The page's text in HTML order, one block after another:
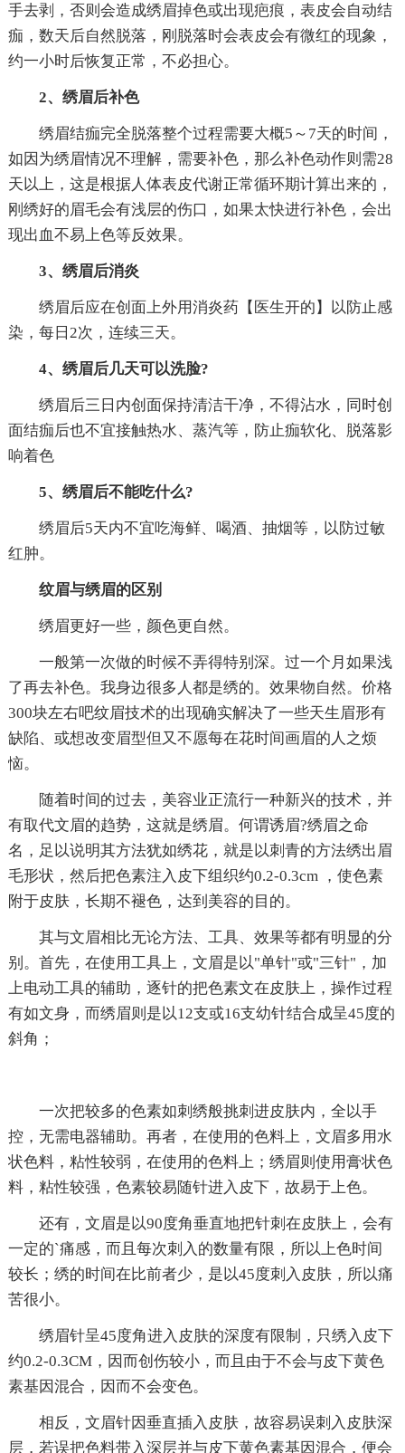
手去剥，否则会造成绣眉掉色或出现疤痕，表皮会自动结
痂，数天后自然脱落，刚脱落时会表皮会有微红的现象，
约一小时后恢复正常，不必担心。
2、绣眉后补色
绣眉结痂完全脱落整个过程需要大概5～7天的时间，
如因为绣眉情况不理解，需要补色，那么补色动作则需28
天以上，这是根据人体表皮代谢正常循环期计算出来的，
刚绣好的眉毛会有浅层的伤口，如果太快进行补色，会出
现出血不易上色等反效果。
3、绣眉后消炎
绣眉后应在创面上外用消炎药【医生开的】以防止感
染，每日2次，连续三天。
4、绣眉后几天可以洗脸?
绣眉后三日内创面保持清洁干净，不得沾水，同时创
面结痂后也不宜接触热水、蒸汽等，防止痂软化、脱落影
响着色
5、绣眉后不能吃什么?
绣眉后5天内不宜吃海鲜、喝酒、抽烟等，以防过敏
红肿。
纹眉与绣眉的区别
绣眉更好一些，颜色更自然。
一般第一次做的时候不弄得特别深。过一个月如果浅
了再去补色。我身边很多人都是绣的。效果物自然。价格
300块左右吧纹眉技术的出现确实解决了一些天生眉形有
缺陷、或想改变眉型但又不愿每在花时间画眉的人之烦
恼。
随着时间的过去，美容业正流行一种新兴的技术，并
有取代文眉的趋势，这就是绣眉。何谓诱眉?绣眉之命
名，足以说明其方法犹如绣花，就是以刺青的方法绣出眉
毛形状，然后把色素注入皮下组织约0.2-0.3cm ，使色素
附于皮肤，长期不褪色，达到美容的目的。
其与文眉相比无论方法、工具、效果等都有明显的分
别。首先，在使用工具上，文眉是以"单针"或"三针"，加
上电动工具的辅助，逐针的把色素文在皮肤上，操作过程
有如文身，而绣眉则是以12支或16支幼针结合成呈45度的
斜角；
一次把较多的色素如刺绣般挑刺进皮肤内，全以手
控，无需电器辅助。再者，在使用的色料上，文眉多用水
状色料，粘性较弱，在使用的色料上；绣眉则使用膏状色
料，粘性较强，色素较易随针进入皮下，故易于上色。
还有，文眉是以90度角垂直地把针刺在皮肤上，会有
一定的`痛感，而且每次刺入的数量有限，所以上色时间
较长；绣的时间在比前者少，是以45度刺入皮肤，所以痛
苦很小。
绣眉针呈45度角进入皮肤的深度有限制，只绣入皮下
约0.2-0.3CM，因而创伤较小，而且由于不会与皮下黄色
素基因混合，因而不会变色。
相反，文眉针因垂直插入皮肤，故容易误刺入皮肤深
层，若误把色料带入深层并与皮下黄色素基因混合，便会